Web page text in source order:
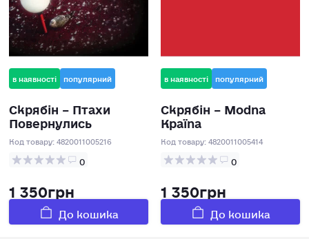
в наявності популярний
Скрябін – Птахи
Повернулись
Код товару:4820011005216
0
1 350грн
До кошика
в наявності популярний
Скрябін – Modna
Країnа
Код товару:4820011005414
0
1 350грн
До кошика